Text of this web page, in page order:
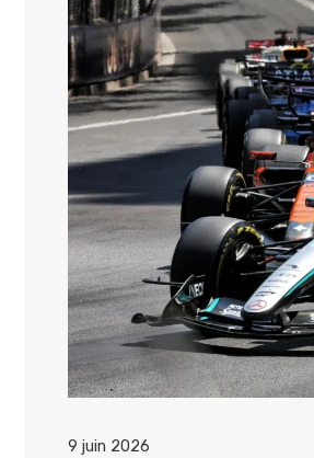
9 juin 2026